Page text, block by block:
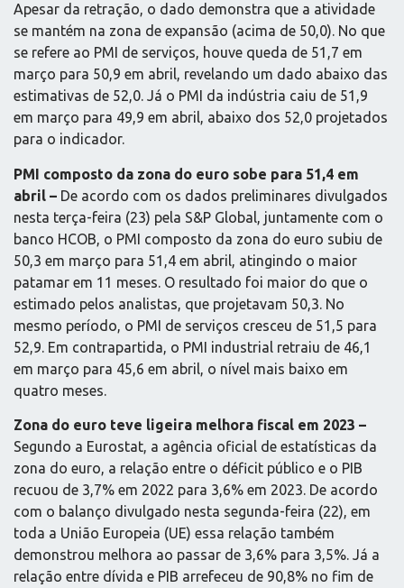
Apesar da retração, o dado demonstra que a atividade
se mantém na zona de expansão (acima de 50,0). No que
se refere ao PMI de serviços, houve queda de 51,7 em
março para 50,9 em abril, revelando um dado abaixo das
estimativas de 52,0. Já o PMI da indústria caiu de 51,9
em março para 49,9 em abril, abaixo dos 52,0 projetados
para o indicador.
PMI composto da zona do euro sobe para 51,4 em
abril – De acordo com os dados preliminares divulgados
nesta terça-feira (23) pela S&P Global, juntamente com o
banco HCOB, o PMI composto da zona do euro subiu de
50,3 em março para 51,4 em abril, atingindo o maior
patamar em 11 meses. O resultado foi maior do que o
estimado pelos analistas, que projetavam 50,3. No
mesmo período, o PMI de serviços cresceu de 51,5 para
52,9. Em contrapartida, o PMI industrial retraiu de 46,1
em março para 45,6 em abril, o nível mais baixo em
quatro meses.
Zona do euro teve ligeira melhora fiscal em 2023 –
Segundo a Eurostat, a agência oficial de estatísticas da
zona do euro, a relação entre o déficit público e o PIB
recuou de 3,7% em 2022 para 3,6% em 2023. De acordo
com o balanço divulgado nesta segunda-feira (22), em
toda a União Europeia (UE) essa relação também
demonstrou melhora ao passar de 3,6% para 3,5%. Já a
relação entre dívida e PIB arrefeceu de 90,8% no fim de